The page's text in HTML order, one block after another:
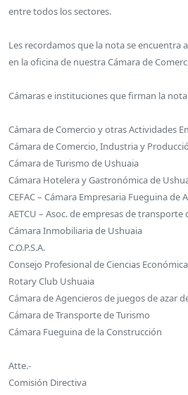
entre todos los sectores.
Les recordamos que la nota se encuentra
en la oficina de nuestra Cámara de
Cámaras e instituciones que firman la
Cámara de Comercio y otras Actividades
Cámara de Comercio, Industria y
Cámara de Turismo de Ushuaia
Cámara Hotelera y Gastronómica de
CEFAC – Cámara Empresaria Fueguina
AETCU – Asoc. de empresas de transporte
Cámara Inmobiliaria de Ushuaia
C.O.P.S.A.
Consejo Profesional de Ciencias
Rotary Club Ushuaia
Cámara de Agencieros de juegos de azar
Cámara de Transporte de Turismo
Cámara Fueguina de la Construcción
Atte.-
Comisión Directiva